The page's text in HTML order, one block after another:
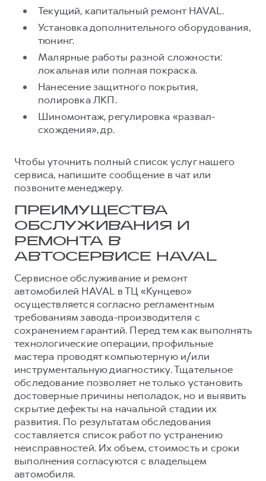
Текущий, капитальный ремонт HAVAL.
Установка дополнительного оборудования,
тюнинг.
Малярные работы разной сложности:
локальная или полная покраска.
Нанесение защитного покрытия,
полировка ЛКП.
Шиномонтаж, регулировка «развал-
схождения», др.
Чтобы уточнить полный список услуг нашего
сервиса, напишите сообщение в чат или
позвоните менеджеру.
ПРЕИМУЩЕСТВА
ОБСЛУЖИВАНИЯ И
РЕМОНТА В
АВТОСЕРВИСЕ HAVAL
Сервисное обслуживание и ремонт
автомобилей HAVAL в ТЦ «Кунцево»
осуществляется согласно регламентным
требованиям завода-производителя с
сохранением гарантий. Перед тем как выполнять
технологические операции, профильные
мастера проводят компьютерную и/или
инструментальную диагностику. Тщательное
обследование позволяет не только установить
достоверные причины неполадок, но и выявить
скрытие дефекты на начальной стадии их
развития. По результатам обследования
составляется список работ по устранению
неисправностей. Их объем, стоимость и сроки
выполнения согласуются с владельцем
автомобиля.